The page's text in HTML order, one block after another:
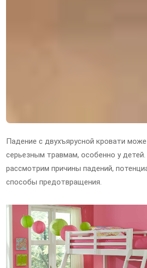
Падение с двухъярусной кровати
серьезным травмам, особенно у
рассмотрим причины падений,
способы предотвращения.